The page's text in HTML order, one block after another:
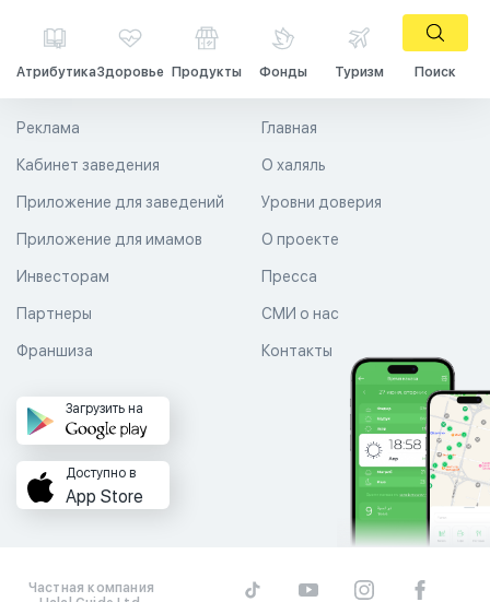
АтрибутикаЗдоровье Продукты Фонды Туризм Поиск
Главная
О халяль
Уровни доверия
Реклама
Кабинет заведения
Приложение для заведений
Приложение для имамов О проекте
Пресса
СМИ о нас
Контакты
Инвесторам
Партнеры
Франшиза
Загрузить на
Доступно в
App Store
Частная компания